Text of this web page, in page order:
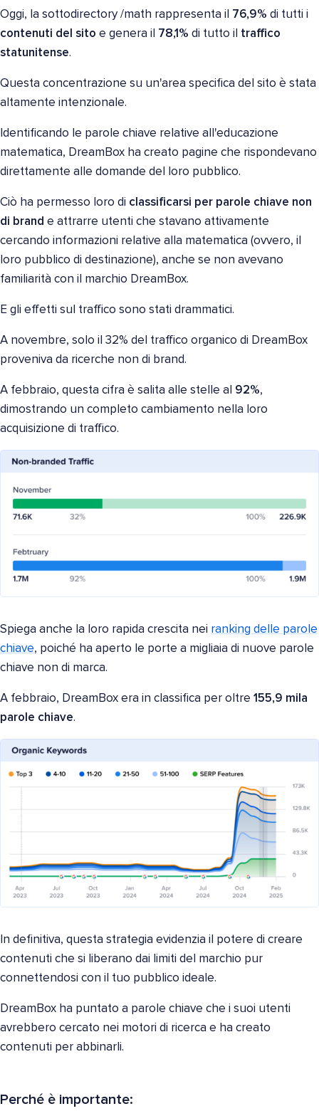
Oggi, la sottodirectory /math rappresenta il 76,9% di tutti i
contenuti del sito e genera il 78,1% di tutto il traffico
statunitense.
Questa concentrazione su un'area specifica del sito è stata
altamente intenzionale.
Identificando le parole chiave relative all'educazione
matematica, DreamBox ha creato pagine che rispondevano
direttamente alle domande del loro pubblico.
Ciò ha permesso loro di classificarsi per parole chiave non
di brand e attrarre utenti che stavano attivamente
cercando informazioni relative alla matematica (ovvero, il
loro pubblico di destinazione), anche se non avevano
familiarità con il marchio DreamBox.
E gli effetti sul traffico sono stati drammatici.
A novembre, solo il 32% del traffico organico di DreamBox
proveniva da ricerche non di brand.
A febbraio, questa cifra è salita alle stelle al 92%,
dimostrando un completo cambiamento nella loro
acquisizione di traffico.
Spiega anche la loro rapida crescita nei ranking delle parole
chiave, poiché ha aperto le porte a migliaia di nuove parole
chiave non di marca.
A febbraio, DreamBox era in classifica per oltre 155,9 mila
parole chiave.
In definitiva, questa strategia evidenzia il potere di creare
contenuti che si liberano dai limiti del marchio pur
connettendosi con il tuo pubblico ideale.
DreamBox ha puntato a parole chiave che i suoi utenti
avrebbero cercato nei motori di ricerca e ha creato
contenuti per abbinarli.
Perché è importante: